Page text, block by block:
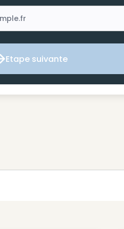
Etape suivante
Etape suivante